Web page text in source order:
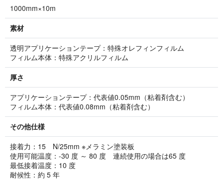
1000mm×10m
素材
透明アプリケーションテープ：特殊オレフィンフィルム
フィルム本体：特殊アクリルフィルム
厚さ
アプリケーションテープ：代表値0.05mm（粘着剤含む）
フィルム本体：代表値0.08mm（粘着剤含む）
その他仕様
接着力：15 N/25mm ※メラミン塗装板
使用可能温度：-30 度 ～ 80 度 連続使用の場合は65 度
最低接着温度：10 度
耐候性：約 5 年